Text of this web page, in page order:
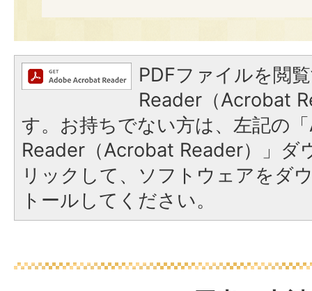
PDFファイルを閲
Reader（Acrobat
す。お持ちでない方は、左記の
Reader（Acrobat Reader）」ダ
リックして、ソフトウェアをダ
トールしてください。